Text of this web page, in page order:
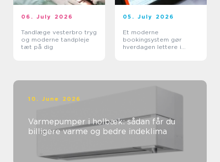
06. July 2026
Tandlæge vesterbro tryg
og moderne tandpleje
tæt på dig
05. July 2026
Et moderne
bookingsystem gør
hverdagen lettere i
10. June 2026
Varmepumper i holbæk: sådan får du
billigere varme og bedre indeklima